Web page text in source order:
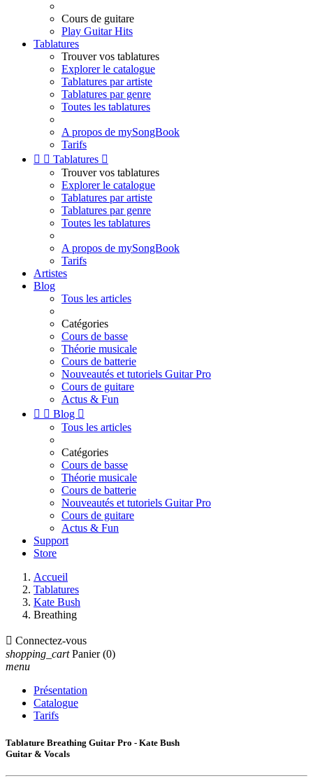
Cours de guitare
Play Guitar Hits
Tablatures
Trouver vos tablatures
Explorer le catalogue
Tablatures par artiste
Tablatures par genre
Toutes les tablatures
A propos de mySongBook
Tarifs
  Tablatures 
Trouver vos tablatures
Explorer le catalogue
Tablatures par artiste
Tablatures par genre
Toutes les tablatures
A propos de mySongBook
Tarifs
Artistes
Blog
Tous les articles
Catégories
Cours de basse
Théorie musicale
Cours de batterie
Nouveautés et tutoriels Guitar Pro
Cours de guitare
Actus & Fun
  Blog 
Tous les articles
Catégories
Cours de basse
Théorie musicale
Cours de batterie
Nouveautés et tutoriels Guitar Pro
Cours de guitare
Actus & Fun
Support
Store
Accueil
Tablatures
Kate Bush
Breathing
 Connectez-vous
shopping_cart Panier (0)
menu
Présentation
Catalogue
Tarifs
Tablature Breathing Guitar Pro - Kate Bush
Guitar & Vocals